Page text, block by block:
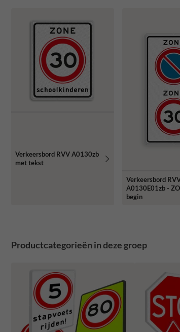
Verkeersbord RVV A0130zb
met tekst
Verkeersbord
A0130E01zb -
begin
Productcategorieën in deze groep